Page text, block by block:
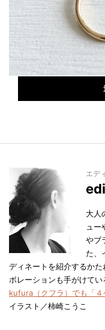
エデ
大人
ュー
やブ
た、
ディネートを紹介するか
ボレーションも手がけて
kufura（クフラ）でも「４
イラスト／柿崎こうこ